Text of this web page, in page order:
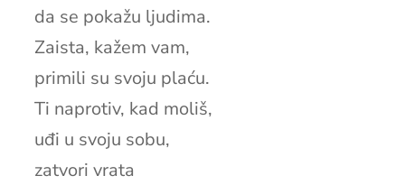
da se pokažu ljudima.
Zaista, kažem vam,
primili su svoju plaću.
Ti naprotiv, kad moliš,
uđi u svoju sobu,
zatvori vrata